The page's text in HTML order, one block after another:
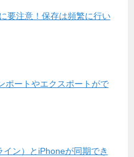
要注意！保存は頻繁に行い
ポートやエクスポートがで
ン）とiPhoneが同期でき